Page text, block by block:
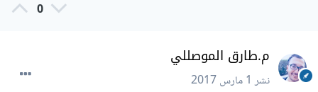
0
م.طارق الموصللي
نشر1 مارس 2017